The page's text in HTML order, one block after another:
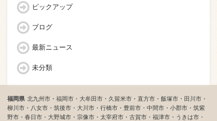
ピックアップ
ブログ
最新ニュース
未分類
福岡県 北九州市・福岡市・大牟田市・久留米市・直方市・飯塚市・田川市・
柳川市・八女市・筑後市・大川市・行橋市・豊前市・中間市・小郡市・筑紫
野市・春日市・大野城市・宗像市・太宰府市・古賀市・福津市・うきは市・